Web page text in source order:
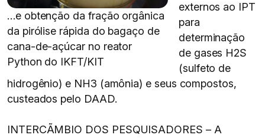
…e obtenção da fração orgânica
da pirólise rápida do bagaço de
cana-de-açúcar no reator
Python do IKFT/KIT
externos ao IPT
para
determinação
de gases H2S
(sulfeto de
hidrogênio) e NH3 (amônia) e seus compostos,
custeados pelo DAAD.
INTERCÃMBIO DOS PESQUISADORES – A